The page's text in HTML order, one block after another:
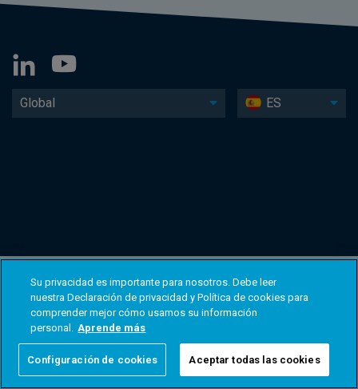
Global ES
Su privacidad es importante para nosotros. Debe leer
nuestra Declaración de privacidad y Política de cookies para
comprender mejor cómo usamos su información
personal. Aprende más
Configuración de cookies Aceptar todas las cookies